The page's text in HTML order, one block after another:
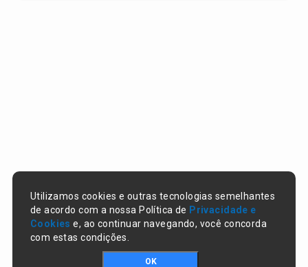
Utilizamos cookies e outras tecnologias semelhantes
de acordo com a nossa Política de Privacidade e
Cookies e, ao continuar navegando, você concorda
com estas condições.
OK